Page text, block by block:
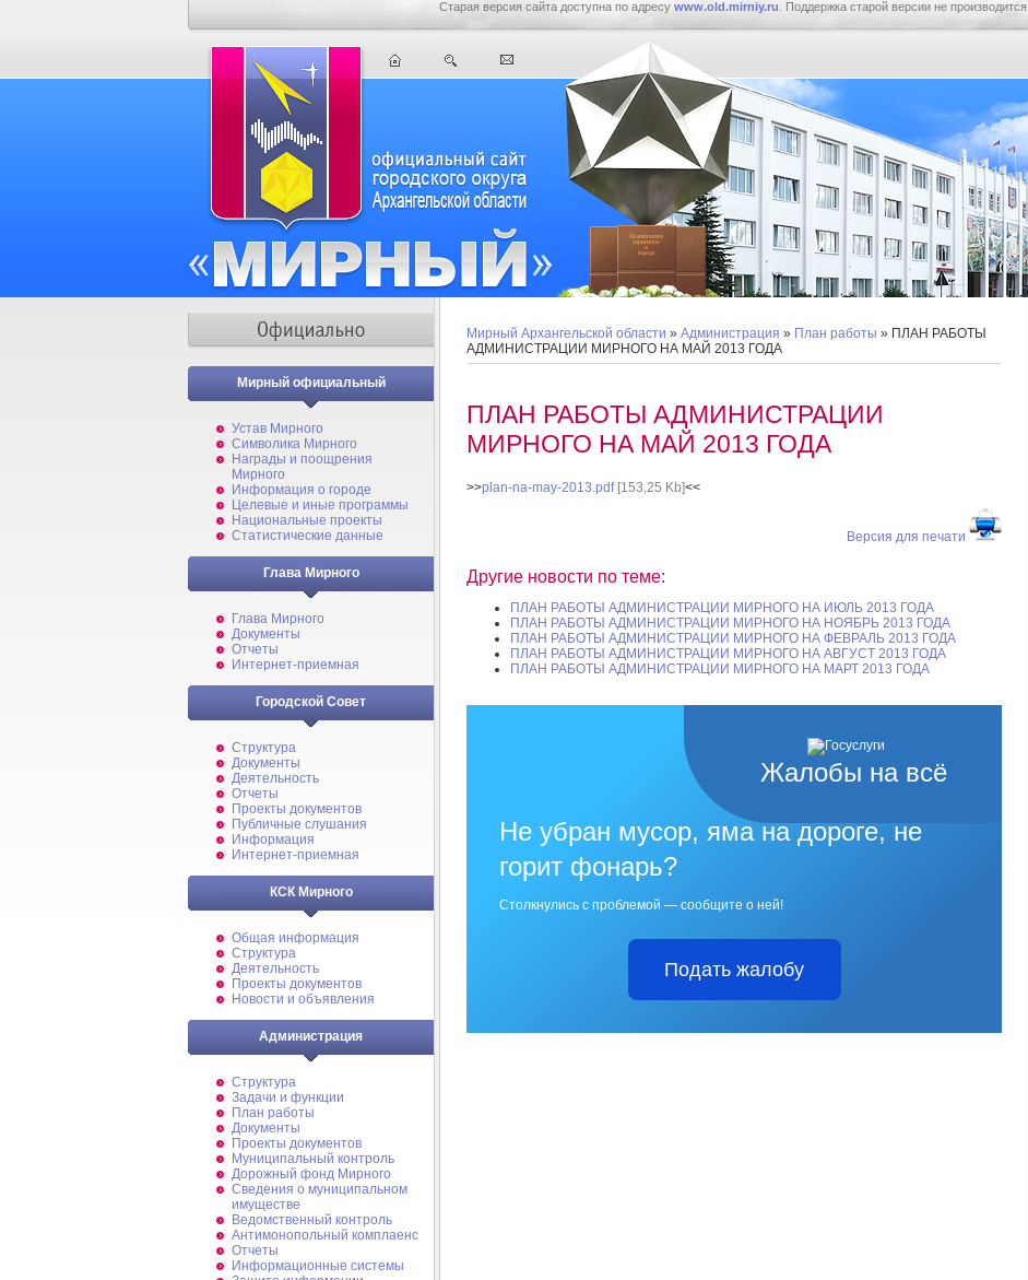
Старая версия сайта доступна по адресу www.old.mirniy.ru . Поддержка старой версии не производится.
Мирный официальный
Устав Мирного
Символика Мирного
Награды и поощрения
Мирного
Информация о городе
Целевые и иные программы
Национальные проекты
Статистические данные
Глава Мирного
Глава Мирного
Документы
Отчеты
Интернет-приемная
Городской Совет
Структура
Документы
Деятельность
Отчеты
Проекты документов
Публичные слушания
Информация
Интернет-приемная
КСК Мирного
Общая информация
Структура
Деятельность
Проекты документов
Новости и объявления
Администрация
Структура
Задачи и функции
План работы
Документы
Проекты документов
Муниципальный контроль
Дорожный фонд Мирного
Cведения о муниципальном
имуществе
Ведомственный контроль
Антимонопольный комплаенс
Отчеты
Информационные системы
Мирный Архангельской области » Администрация » План работы » ПЛАН РАБОТЫ
АДМИНИСТРАЦИИ МИРНОГО НА МАЙ 2013 ГОДА
ПЛАН РАБОТЫ АДМИНИСТРАЦИИ
МИРНОГО НА МАЙ 2013 ГОДА
>>plan-na-may-2013.pdf[153,25 Kb]<<
Версия для печати
Другие новости по теме:
ПЛАН РАБОТЫ АДМИНИСТРАЦИИ МИРНОГО НА ИЮЛЬ 2013 ГОДА
ПЛАН РАБОТЫ АДМИНИСТРАЦИИ МИРНОГО НА НОЯБРЬ 2013 ГОДА
ПЛАН РАБОТЫ АДМИНИСТРАЦИИ МИРНОГО НА ФЕВРАЛЬ 2013 ГОДА
ПЛАН РАБОТЫ АДМИНИСТРАЦИИ МИРНОГО НА АВГУСТ 2013 ГОДА
ПЛАН РАБОТЫ АДМИНИСТРАЦИИ МИРНОГО НА МАРТ 2013 ГОДА
Жалобы на всё
Не убран мусор, яма на дороге, не
горит фонарь?
Столкнулись с проблемой — сообщите о ней!
Подать жалобу